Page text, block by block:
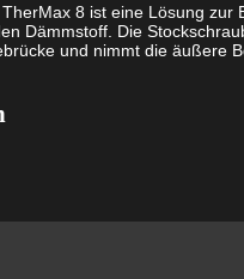
8 ist eine Lösung
Dämmstoff. Die
und nimmt die äußere